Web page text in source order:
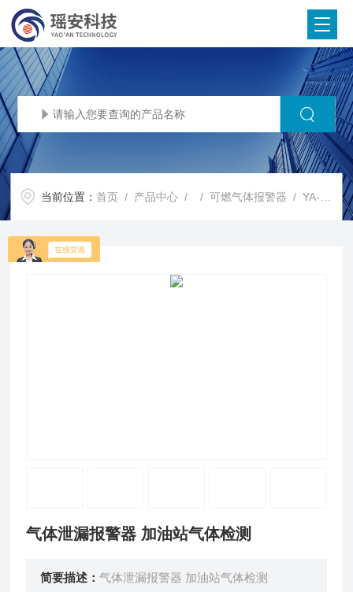
当前位置：首页 / 产品中心 / /可燃气体报警器 / YA-WD1000气体泄漏报警器 加油站气体检测
气体泄漏报警器 加油站气体检测
简要描述：气体泄漏报警器 加油站气体检测